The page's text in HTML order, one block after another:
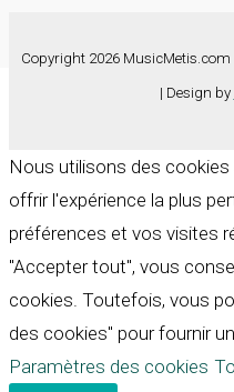
Copyright 2026 MusicMetis.com
| Design by
Nous utilisons des
offrir l'expérience la plus
préférences et vos visites
"Accepter tout", vous
cookies. Toutefois, vous
des cookies" pour fournir
Paramètres des cookies